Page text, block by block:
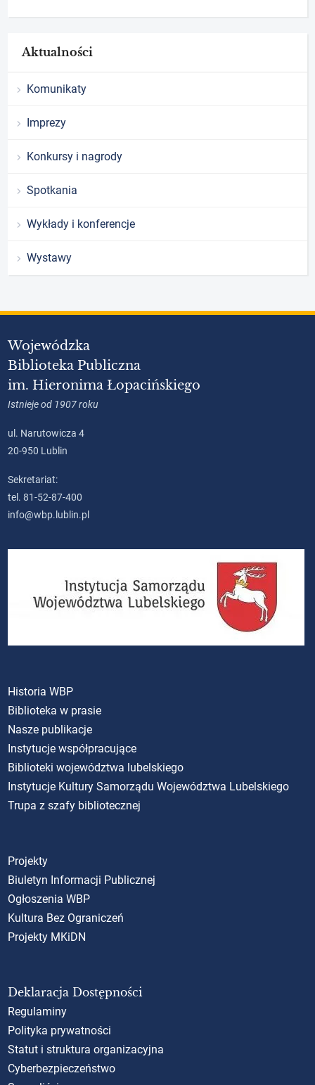
Aktualności
Komunikaty
Imprezy
Konkursy i nagrody
Spotkania
Wykłady i konferencje
Wystawy
Wojewódzka
Biblioteka Publiczna
im. Hieronima Łopacińskiego
Istnieje od 1907 roku
ul. Narutowicza 4
20-950 Lublin
Sekretariat:
tel. 81-52-87-400
info@wbp.lublin.pl
Historia WBP
Biblioteka w prasie
Nasze publikacje
Instytucje współpracujące
Biblioteki województwa lubelskiego
Instytucje Kultury Samorządu Województwa Lubelskiego
Trupa z szafy bibliotecznej
Projekty
Biuletyn Informacji Publicznej
Ogłoszenia WBP
Kultura Bez Ograniczeń
Projekty MKiDN
Deklaracja Dostępności
Regulaminy
Polityka prywatności
Statut i struktura organizacyjna
Cyberbezpieczeństwo